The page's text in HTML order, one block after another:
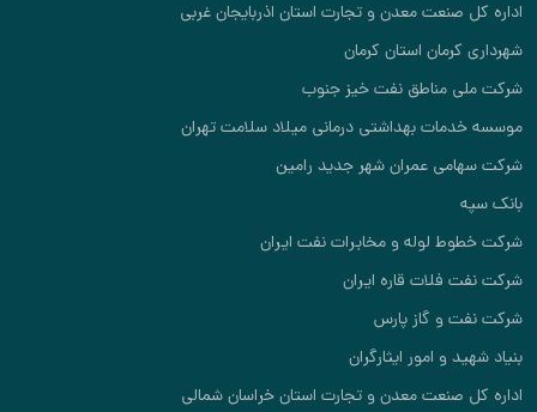
اداره کل صنعت معدن و تجارت استان اذربایجان غربی
شهرداری کرمان استان کرمان
شرکت ملی مناطق نفت خیز جنوب
موسسه خدمات بهداشتی درمانی میلاد سلامت تهران
شرکت سهامی عمران شهر جدید رامین
بانک سپه
شرکت خطوط لوله و مخابرات نفت ایران
شرکت نفت فلات قاره ایران
شرکت نفت و گاز پارس
بنیاد شهید و امور ایثارگران
اداره کل صنعت معدن و تجارت استان خراسان شمالی